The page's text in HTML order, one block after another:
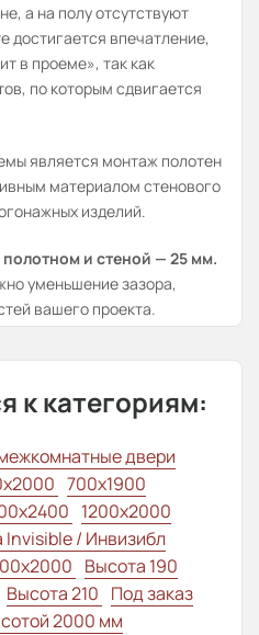
а на полу отсутствуют
достигается впечатление,
в проеме», так как
по которым сдвигается
является монтаж полотен
материалом стенового
изделий.
и стеной — 25 мм.
уменьшение зазора,
вашего проекта.
к категориям:
двери
700x1900
1200x2000
/ Инвизибл
Высота 190
Высота 210 Под заказ
2000 мм